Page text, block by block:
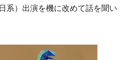
系）出演を機に改めて話を聞い